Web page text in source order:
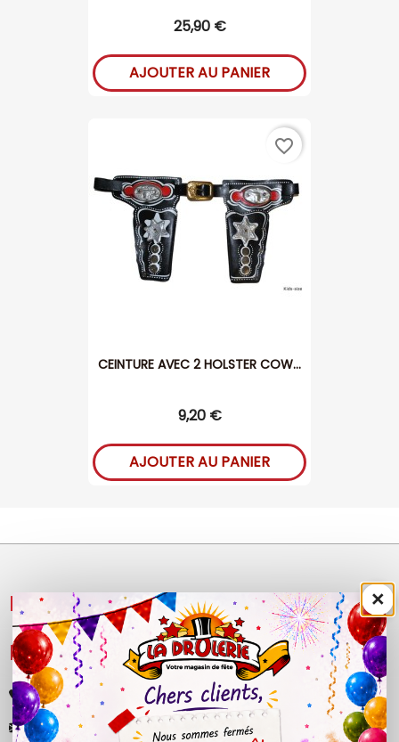
25,90 €
AJOUTER AU PANIER
CEINTURE AVEC 2 HOLSTER COW...
9,20 €
AJOUTER AU PANIER
favorite_border
NOS PRODUITS 
LÉGAL 
+33 (0)4 50 40 81 00
contact@ladrolerie.fr
×